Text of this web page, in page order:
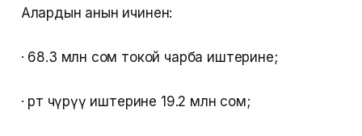
Алардын анын ичинен:
· 68.3 млн сом токой чарба иштерине;
· өрт өчүрүү иштерине 19.2 млн сом;